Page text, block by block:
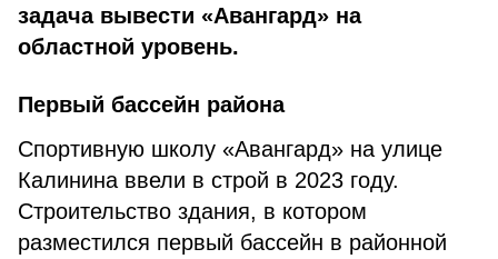
задача вывести «Авангард» на
областной уровень.
Первый бассейн района
Спортивную школу «Авангард» на улице
Калинина ввели в строй в 2023 году.
Строительство здания, в котором
разместился первый бассейн в районной